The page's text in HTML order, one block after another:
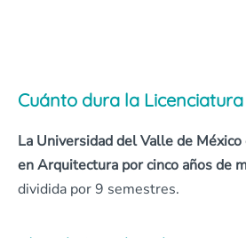
Cuánto dura la
La Universidad del Valle de
en Arquitectura por cinco años de
dividida por 9 semestres.